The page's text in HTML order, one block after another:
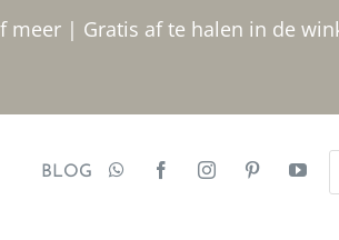
| Gratis af te halen in de
BLOG